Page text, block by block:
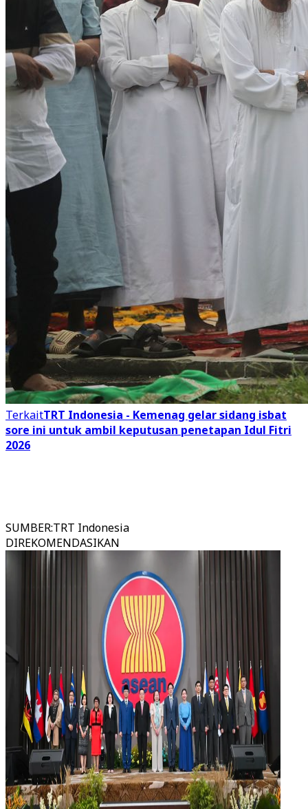
TerkaitTRT Indonesia - Kemenag gelar sidang isbat
sore ini untuk ambil keputusan penetapan Idul Fitri
2026
SUMBER:TRT Indonesia
DIREKOMENDASIKAN